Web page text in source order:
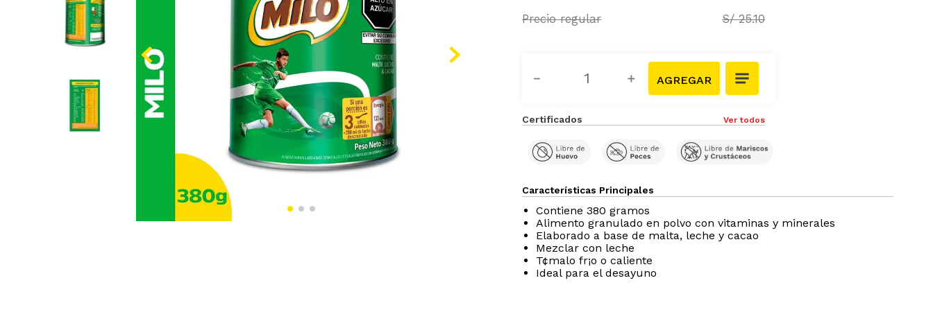
S/ 25.10
＋
－
Certificados Ver todos
Características Principales
Contiene 380 gramos
Alimento granulado en polvo con vitaminas y minerales
Elaborado a base de malta, leche y cacao
Mezclar con leche
T¢malo fr¡o o caliente
Ideal para el desayuno